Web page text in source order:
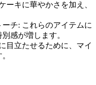
ーキに華やかさを加え、
チ: これらのアイテムに
感が増します。
目立たせるために、マイ